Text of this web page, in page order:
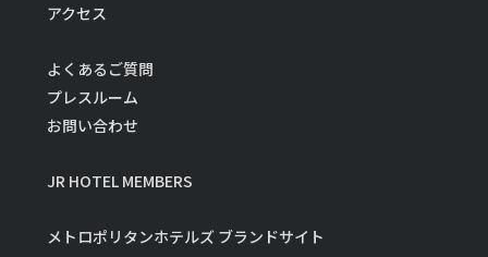
アクセス
よくあるご質問
プレスルーム
お問い合わせ
JR HOTEL MEMBERS
メトロポリタンホテルズ ブランドサイト